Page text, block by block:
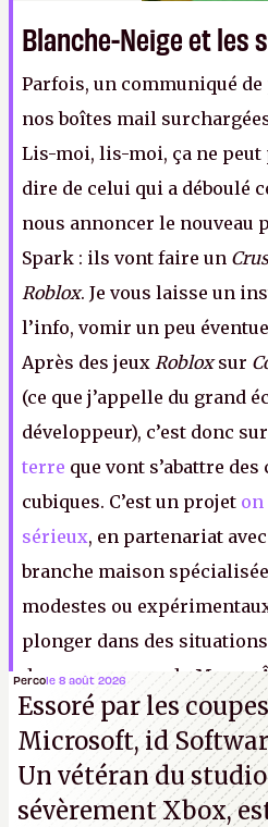
Blanche-Neige et les
Parfois, un communiqué
nos boîtes mail
Lis-moi, lis-moi, ça ne peut
dire de celui qui a déboulé
nous annoncer le nouveau
Spark : ils vont faire un
Roblox. Je vous laisse un
l’info, vomir un peu
Après des jeux Robloxsur
(ce que j’appelle du grand
développeur), c’est donc sur
terre que vont s’abattre
cubiques. C’est un projet
sérieux, en partenariat
branche maison
modestes ou
plonger dans des situations
drames au cœur du Moyen
un mot est bien choisi
presse. En effet, c’est
Percole 8 août 2026
Essoré par les
Microsoft, id
Un vétéran du
sévèrement Xbox,